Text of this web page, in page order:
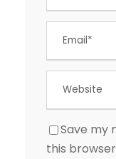
Save my
this